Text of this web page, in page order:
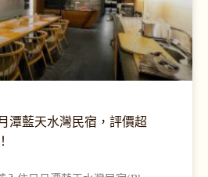
潭藍天水灣民宿，評價超